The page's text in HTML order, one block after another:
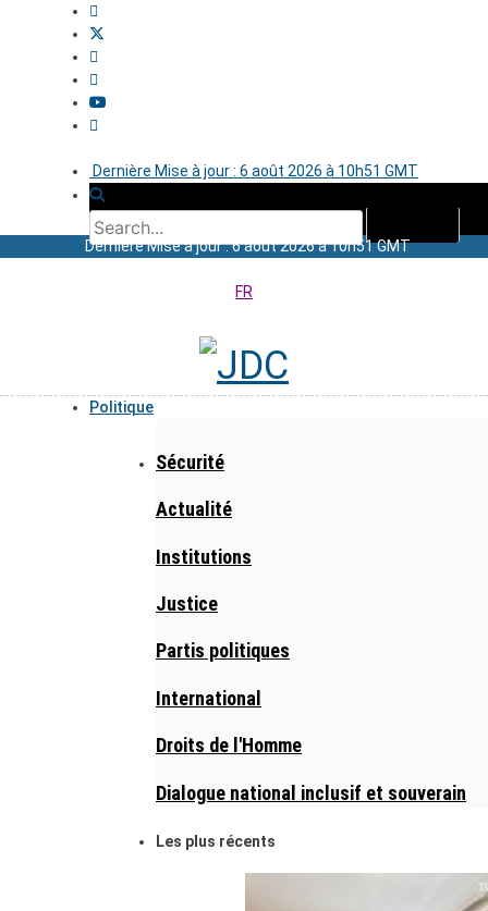
Dernière Mise à jour : 6 août 2026 à 10h51 GMT
Dernière Mise à jour : 6 août 2026 à 10h51 GMT
FR
Politique
Sécurité
Actualité
Institutions
Justice
Partis politiques
International
Droits de l'Homme
Dialogue national inclusif et souverain
Les plus récents